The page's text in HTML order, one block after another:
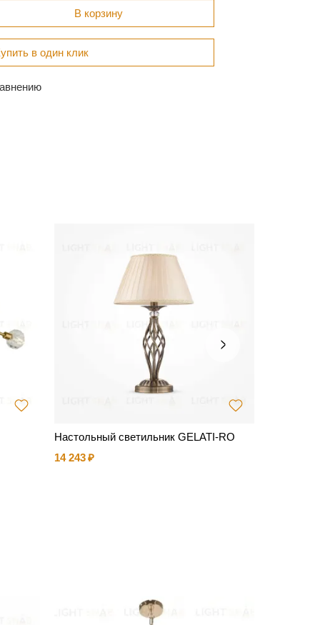
Настольный светильник GELATI-RO
14 243